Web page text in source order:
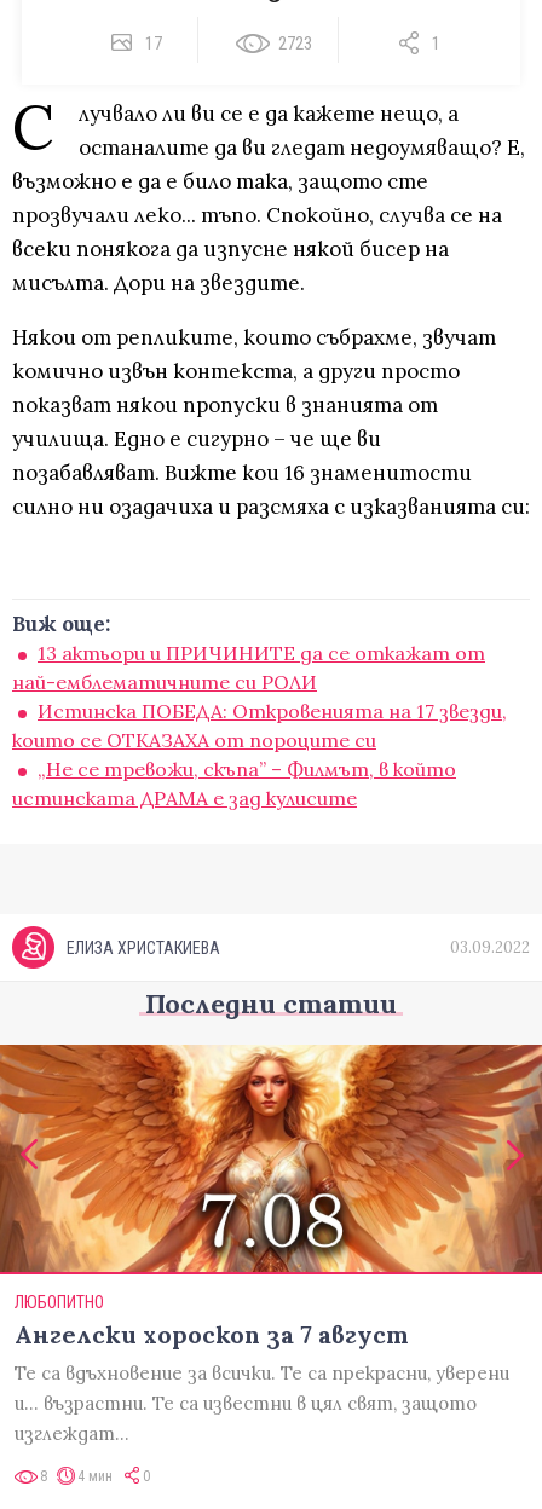
17 2723 1
С
лучвало ли ви се е да кажете нещо, а
останалите да ви гледат недоумяващо? Е,
възможно е да е било така, защото сте
прозвучали леко... тъпо. Спокойно, случва се на
всеки понякога да изпусне някой бисер на
мисълта. Дори на звездите.
Някои от репликите, които събрахме, звучат
комично извън контекста, а други просто
показват някои пропуски в знанията от
училища. Едно е сигурно – че ще ви
позабавляват. Вижте кои 16 знаменитости
силно ни озадачиха и разсмяха с изказванията си:
Виж още:
13 актьори и ПРИЧИНИТЕ да се откажат от
най-емблематичните си РОЛИ
Истинска ПОБЕДА: Откровенията на 17 звезди,
които се ОТКАЗАХА от пороците си
„Не се тревожи, скъпа” – Филмът, в който
истинската ДРАМА е зад кулисите
ЕЛИЗА ХРИСТАКИЕВА 03.09.2022
Последни статии
ЛЮБОПИТНО
Ангелски хороскоп за 7 август
Те са вдъхновение за всички. Те са прекрасни, уверени
и... възрастни. Те са известни в цял свят, защото
изглеждат…
8 4 мин 0